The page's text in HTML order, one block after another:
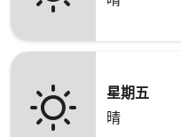
星期五
晴